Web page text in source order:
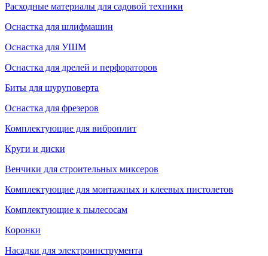
Расходные материалы для садовой техники
Оснастка для шлифмашин
Оснастка для УШМ
Оснастка для дрелей и перфораторов
Биты для шуруповерта
Оснастка для фрезеров
Комплектующие для виброплит
Круги и диски
Венчики для строительных миксеров
Комплектующие для монтажных и клеевых пистолетов
Комплектующие к пылесосам
Коронки
Насадки для электроинструмента